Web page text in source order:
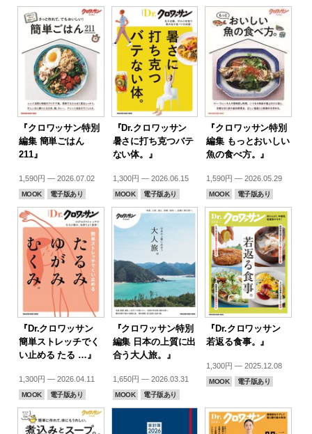
『クロワッサン特別
編集 簡単ごはん
211』
1,590円 — 2026.07.02
MOOK 電子版あり
『Dr.クロワッサン
暑さに打ち克つバテ
ない体。』
1,300円 — 2026.06.15
MOOK 電子版あり
『クロワッサン特別
編集 もっとおいしい
魚の食べ方。』
1,590円 — 2026.05.29
MOOK 電子版あり
『Dr.クロワッサン
簡単ストレッチでく
い止める たる …』
1,300円 — 2026.04.11
MOOK 電子版あり
『クロワッサン特別
編集 日本の上質に出
合う大人旅。』
1,650円 — 2026.03.31
MOOK 電子版あり
『Dr.クロワッサン
若返る食事。』
1,300円 — 2025.12.08
MOOK 電子版あり